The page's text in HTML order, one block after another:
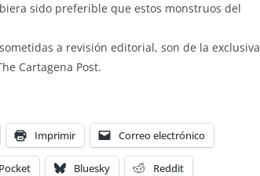
sido preferible que estos monstruos del
a revisión editorial, son de la exclusiva
Cartagena Post.
Imprimir Correo electrónico
Pocket Bluesky Reddit